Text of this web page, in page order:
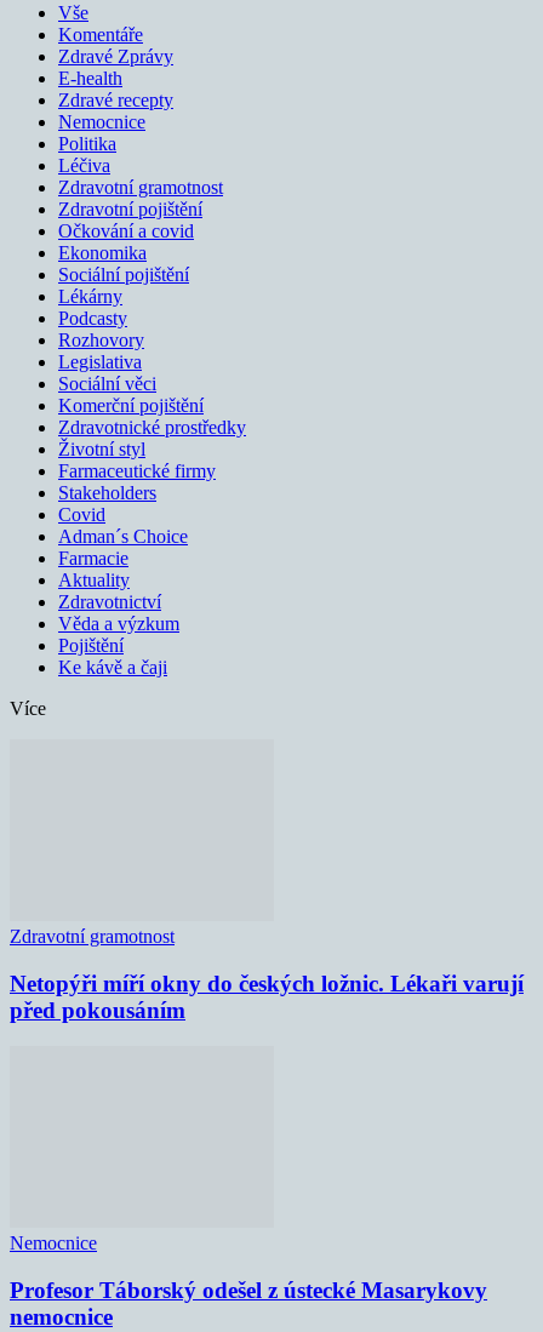
Vše
Komentáře
Zdravé Zprávy
E-health
Zdravé recepty
Nemocnice
Politika
Léčiva
Zdravotní gramotnost
Zdravotní pojištění
Očkování a covid
Ekonomika
Sociální pojištění
Lékárny
Podcasty
Rozhovory
Legislativa
Sociální věci
Komerční pojištění
Zdravotnické prostředky
Životní styl
Farmaceutické firmy
Stakeholders
Covid
Adman´s Choice
Farmacie
Aktuality
Zdravotnictví
Věda a výzkum
Pojištění
Ke kávě a čaji
Více
Zdravotní gramotnost
Netopýři míří okny do českých ložnic. Lékaři varují
před pokousáním
Nemocnice
Profesor Táborský odešel z ústecké Masarykovy
nemocnice